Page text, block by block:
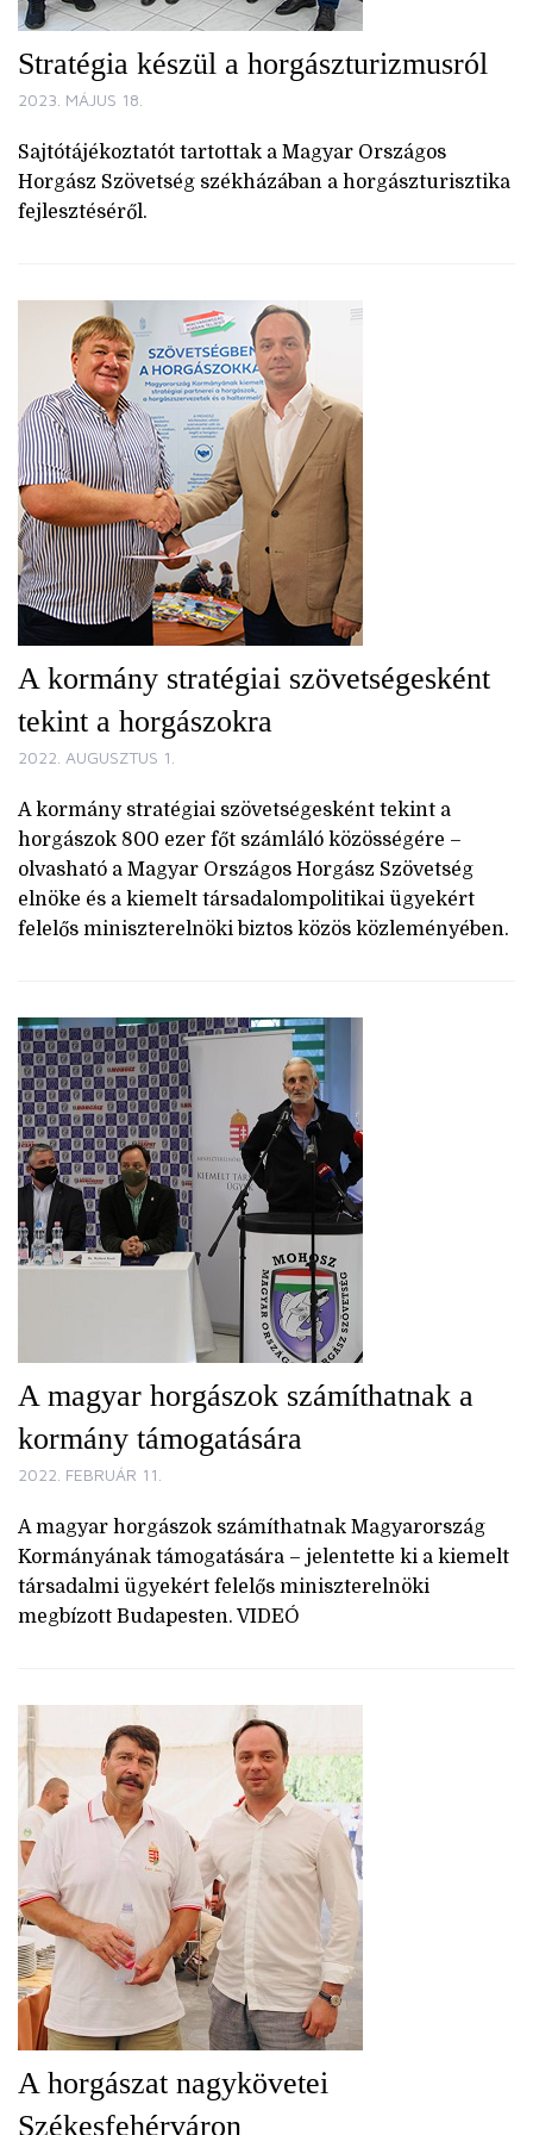
Stratégia készül a horgászturizmusról
2023. MÁJUS 18.
Sajtótájékoztatót tartottak a Magyar Országos
Horgász Szövetség székházában a horgászturisztika
fejlesztéséről.
A kormány stratégiai szövetségesként
tekint a horgászokra
2022. AUGUSZTUS 1.
A kormány stratégiai szövetségesként tekint a
horgászok 800 ezer főt számláló közösségére –
olvasható a Magyar Országos Horgász Szövetség
elnöke és a kiemelt társadalompolitikai ügyekért
felelős miniszterelnöki biztos közös közleményében.
A magyar horgászok számíthatnak a
kormány támogatására
2022. FEBRUÁR 11.
A magyar horgászok számíthatnak Magyarország
Kormányának támogatására – jelentette ki a kiemelt
társadalmi ügyekért felelős miniszterelnöki
megbízott Budapesten. VIDEÓ
A horgászat nagykövetei
Székesfehérváron